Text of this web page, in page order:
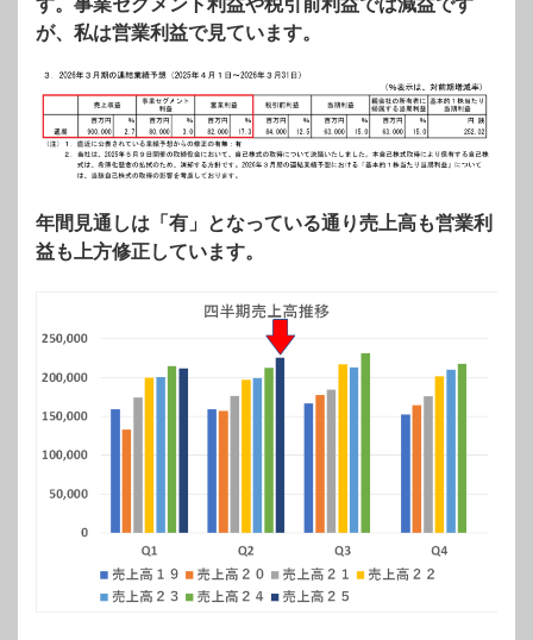
す。事業セグメント利益や税引前利益では減益です
が、私は営業利益で見ています。
年間見通しは「有」となっている通り売上高も営業利
益も上方修正しています。